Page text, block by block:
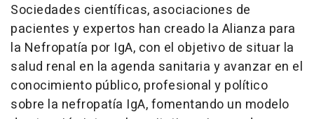
Sociedades científicas, asociaciones de
pacientes y expertos han creado la Alianza para
la Nefropatía por IgA, con el objetivo de situar la
salud renal en la agenda sanitaria y avanzar en el
conocimiento público, profesional y político
sobre la nefropatía IgA, fomentando un modelo